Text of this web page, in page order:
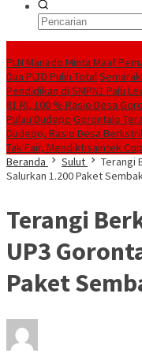
PLN Manado Minta Maaf
Dua PLTD Pulih Total
Pendidikan di SMPN1 Palu
81 RI, 100 % Rasio Desa
Pulau Dudepo Gorontalo
Dudepo, Rasio Desa
Tak Fair, Mendiktisaintek
Beranda
Sulut
Terangi
Salurkan 1.200 Paket
Terangi
UP3
Paket